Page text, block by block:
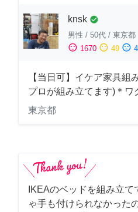
knsk check_circle
男性 / 50代 / 東京都
sentiment_satisfied 1670 sentiment_neutral 49 sentiment_dissatisfied 4
【当日可】イケア家具組
プロが組み立てます)＊ワ
東京都
IKEAのベッドを組み立
ゃ手も付けられなかった